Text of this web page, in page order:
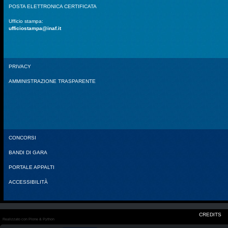
POSTA ELETTRONICA CERTIFICATA
Ufficio stampa:
ufficiostampa@inaf.it
PRIVACY
AMMINISTRAZIONE TRASPARENTE
CONCORSI
BANDI DI GARA
PORTALE APPALTI
ACCESSIBILITÀ
CREDITS
Realizzato con Plone & Python